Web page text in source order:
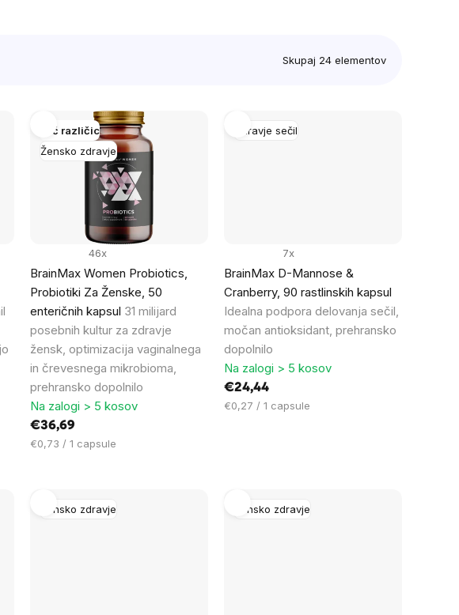
Skupaj 24 elementov
Žensko zdravje
Več različic
BrainMax Women Probiotics,
Probiotiki Za Ženske, 50
enteričnih kapsul 31 milijard
posebnih kultur za zdravje
žensk, optimizacija vaginalnega
in črevesnega mikrobioma,
prehransko dopolnilo
46x
Na zalogi > 5 kosov
€36,69
Cena
€0,73 / 1 capsule
Zdravje sečil
BrainMax D-Mannose &
Cranberry, 90 rastlinskih kapsul
Idealna podpora delovanja sečil,
močan antioksidant, prehransko
dopolnilo
7x
Na zalogi > 5 kosov
€24,44
Cena
€0,27 / 1 capsule
Žensko zdravje Žensko zdravje